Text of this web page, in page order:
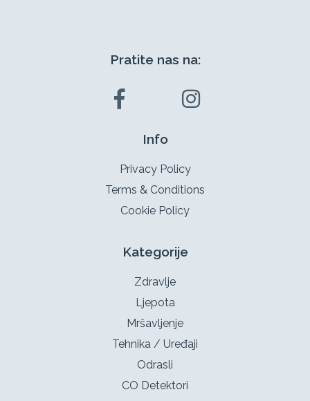
Pratite nas na:
Info
Privacy Policy
Terms & Conditions
Cookie Policy
Kategorije
Zdravlje
Ljepota
Mršavljenje
Tehnika / Uređaji
Odrasli
CO Detektori